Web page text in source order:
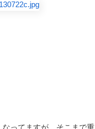
ってますが、そこまで重